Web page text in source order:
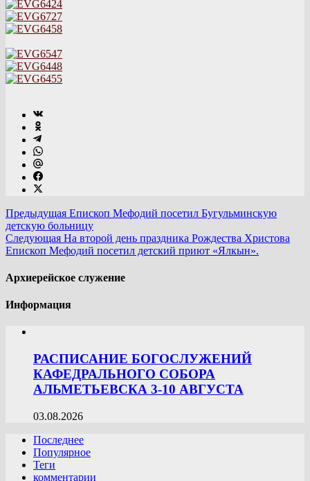
Предыдущая Епископ Мефодий посетил Бугульминскую
детскую больницу
Следующая На второй день праздника Рождества Христова
Епископ Мефодий посетил детский приют «Ялкын».
Архиерейское служение
Информация
РАСПИСАНИЕ БОГОСЛУЖЕНИЙ
КАФЕДРАЛЬНОГО СОБОРА
АЛЬМЕТЬЕВСКА 3-10 АВГУСТА
03.08.2026
Последнее
Популярное
Теги
комментарии